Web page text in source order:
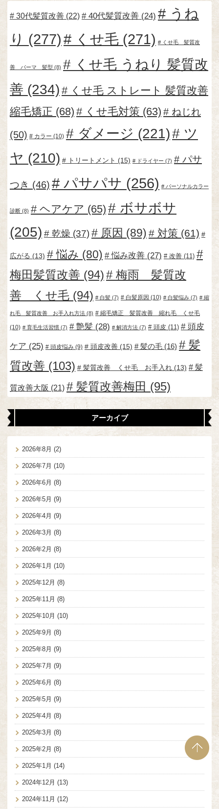
30代髪質改善 (22) 40代髪質改善 (24)
うね
り (277) くせ毛 (271) くせ毛 髪質改
善 パーマ 髪型 (8)
くせ毛 うねり 髪質改
善 (234)
くせ毛 ストレート 髪質改善
縮毛矯正 (68) くせ毛対策 (63) ねじれ
(50) カラー (10) ダメージ (221)
ツ
ヤ (210) トリートメント (15) ドライヤー (7) パサ
つき (46) パサパサ (256) パーソナルカラー
診断 (8) ヘアケア (65)
ボサボサ
(205)
乾燥 (37) 原因 (89) 対策 (61)
広がる (13) 悩み (80) 悩み改善 (27) 改善 (11)
梅田髪質改善 (94)
梅雨 髪質改
善 くせ毛 (94) 白髪 (7) 白髪原因 (10) 白髪悩み (7) 縮
れ毛 髪質改善 お手入れ方法 (8) 縮毛矯正 髪質改善 縮れ毛 くせ毛
(10) 育毛生活習慣 (7) 艶髪 (28) 解消方法 (7) 頭皮 (11) 頭皮
ケア (25) 頭皮悩み (9) 頭皮改善 (15) 髪の毛 (16)
髪
質改善 (103) 髪質改善 くせ毛 お手入れ (13) 髪
質改善大阪 (21) 髪質改善梅田 (95)
アーカイブ
2026年8月 (2)
2026年7月 (10)
2026年6月 (8)
2026年5月 (9)
2026年4月 (9)
2026年3月 (8)
2026年2月 (8)
2026年1月 (10)
2025年12月 (8)
2025年11月 (8)
2025年10月 (10)
2025年9月 (8)
2025年8月 (9)
2025年7月 (9)
2025年6月 (8)
2025年5月 (9)
2025年4月 (8)
2025年3月 (8)
2025年2月 (8)
2025年1月 (14)
2024年12月 (13)
2024年11月 (12)